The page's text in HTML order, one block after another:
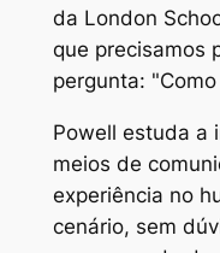
da London
que precisamos
pergunta:
Powell estuda a
meios de
experiência no
cenário, sem